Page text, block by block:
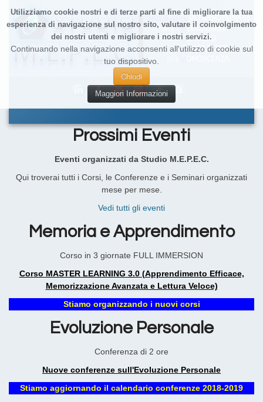
Utilizziamo cookie nostri e di terze parti al fine di migliorare la tua
esperienza di navigazione sul nostro sito, valutare il coinvolgimento
dei nostri utenti e migliorare i nostri servizi.
Continuando nella navigazione acconsenti all'utilizzo di cookie sul
tuo dispositivo.
Chiudi
Maggiori Informazioni
Prossimi Eventi
Eventi organizzati da Studio M.E.P.E.C.
Qui troverai tutti i Corsi, le Conferenze e i Seminari organizzati
mese per mese.
Vedi tutti gli eventi
Memoria e Apprendimento
Corso in 3 giornate FULL IMMERSION
Corso MASTER LEARNING 3.0 (Apprendimento Efficace,
Memorizzazione Avanzata e Lettura Veloce)
Stiamo organizzando i nuovi corsi
Evoluzione Personale
Conferenza di 2 ore
Nuove conferenze sull'Evoluzione Personale
Stiamo aggiornando il calendario conferenze 2018-2019